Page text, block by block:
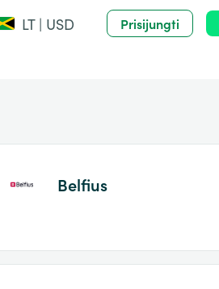
LT | USD Prisijungti
Belfius